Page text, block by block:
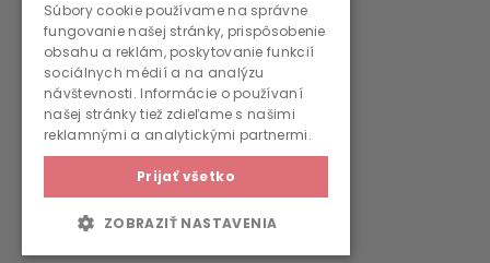
PREVÁDZKOVATEĽ
WMS, s.r.o., r.s.p.
Svätoplukova 5
010 01 Žilina
IČO: 36690236
IČ DPH: SK2022262792
Súbory cookie používame na správne
fungovanie našej stránky, prispôsobenie
obsahu a reklám, poskytovanie funkcií
sociálnych médií a na analýzu
návštevnosti. Informácie o používaní
našej stránky tiež zdieľame s našimi
reklamnými a analytickými partnermi.
Prijať všetko
ZOBRAZIŤ NASTAVENIA